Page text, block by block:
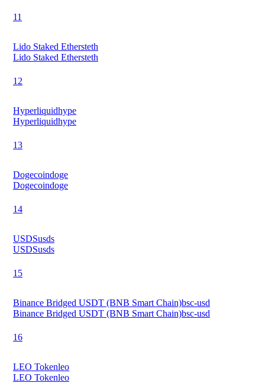
11
Lido Staked Ethersteth
Lido Staked Ethersteth
12
Hyperliquidhype
Hyperliquidhype
13
Dogecoindoge
Dogecoindoge
14
USDSusds
USDSusds
15
Binance Bridged USDT (BNB Smart Chain)bsc-usd
Binance Bridged USDT (BNB Smart Chain)bsc-usd
16
LEO Tokenleo
LEO Tokenleo